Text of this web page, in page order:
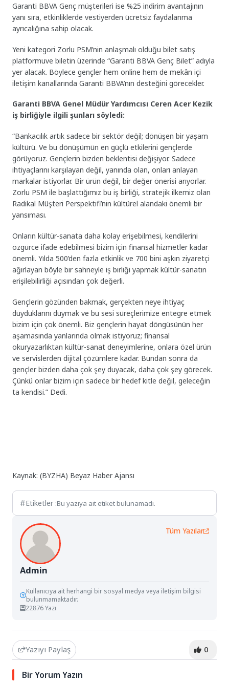
Garanti BBVA Genç müşterileri ise %25 indirim avantajının
yanı sıra, etkinliklerde vestiyerden ücretsiz faydalanma
ayrıcalığına sahip olacak.
Yeni kategori Zorlu PSM’nin anlaşmalı olduğu bilet satış
platformuve biletin üzerinde “Garanti BBVA Genç Bilet” adıyla
yer alacak. Böylece gençler hem online hem de mekân içi
iletişim kanallarında Garanti BBVA’nın desteğini görecekler.
Garanti BBVA Genel Müdür Yardımcısı Ceren Acer Kezik
iş birliğiyle ilgili şunları söyledi:
“Bankacılık artık sadece bir sektör değil; dönüşen bir yaşam
kültürü. Ve bu dönüşümün en güçlü etkilerini gençlerde
görüyoruz. Gençlerin bizden beklentisi değişiyor. Sadece
ihtiyaçlarını karşılayan değil, yanında olan, onları anlayan
markalar istiyorlar. Bir ürün değil, bir değer önerisi arıyorlar.
Zorlu PSM ile başlattığımız bu iş birliği, stratejik ilkemiz olan
Radikal Müşteri Perspektifi’nin kültürel alandaki önemli bir
yansıması.
Onların kültür-sanata daha kolay erişebilmesi, kendilerini
özgürce ifade edebilmesi bizim için finansal hizmetler kadar
önemli. Yılda 500’den fazla etkinlik ve 700 bini aşkın ziyaretçi
ağırlayan böyle bir sahneyle iş birliği yapmak kültür-sanatın
erişilebilirliği açısından çok değerli.
Gençlerin gözünden bakmak, gerçekten neye ihtiyaç
duyduklarını duymak ve bu sesi süreçlerimize entegre etmek
bizim için çok önemli. Biz gençlerin hayat döngüsünün her
aşamasında yanlarında olmak istiyoruz; finansal
okuryazarlıktan kültür-sanat deneyimlerine, onlara özel ürün
ve servislerden dijital çözümlere kadar. Bundan sonra da
gençler bizden daha çok şey duyacak, daha çok şey görecek.
Çünkü onlar bizim için sadece bir hedef kitle değil, geleceğin
ta kendisi.” Dedi.
Kaynak: (BYZHA) Beyaz Haber Ajansı
Etiketler :Bu yazıya ait etiket bulunamadı.
Admin
Tüm Yazılar
Kullanıcıya ait herhangi bir sosyal medya veya iletişim bilgisi
bulunmamaktadır.
22876 Yazı
Yazıyı Paylaş 0
Bir Yorum Yazın